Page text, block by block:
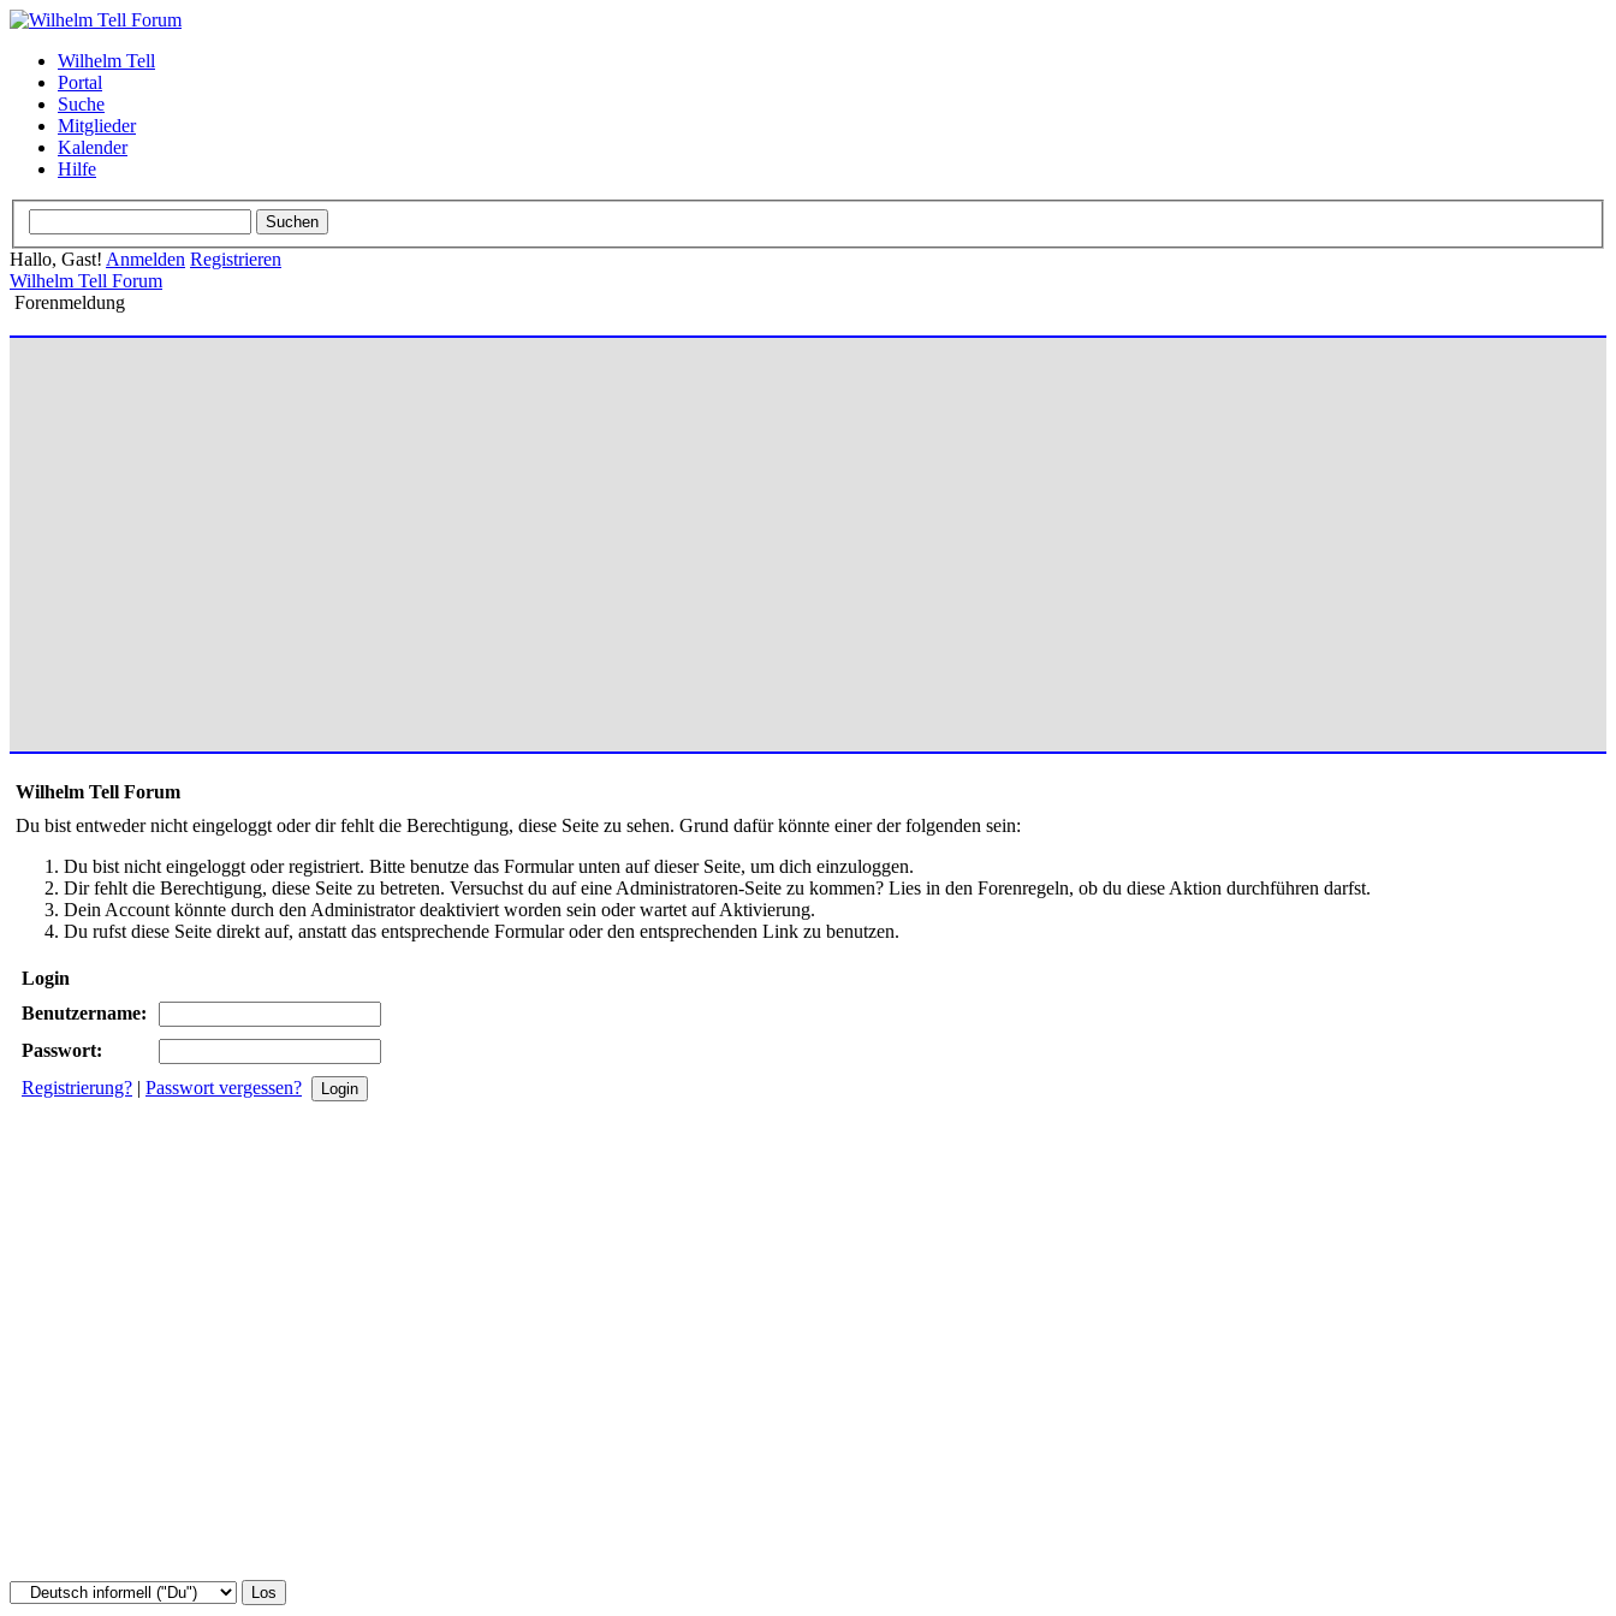
Wilhelm Tell
Portal
Suche
Mitglieder
Kalender
Hilfe
Hallo, Gast! Anmelden Registrieren
Wilhelm Tell Forum
Forenmeldung
Wilhelm Tell Forum
Du bist entweder nicht eingeloggt oder dir fehlt die Berechtigung, diese Seite zu sehen. Grund dafür könnte einer der folgenden sein:
Du bist nicht eingeloggt oder registriert. Bitte benutze das Formular unten auf dieser Seite, um dich einzuloggen.
Dir fehlt die Berechtigung, diese Seite zu betreten. Versuchst du auf eine Administratoren-Seite zu kommen? Lies in den Forenregeln, ob du diese Aktion durchführen darfst.
Dein Account könnte durch den Administrator deaktiviert worden sein oder wartet auf Aktivierung.
Du rufst diese Seite direkt auf, anstatt das entsprechende Formular oder den entsprechenden Link zu benutzen.
Login
Benutzername:
Passwort:
Registrierung? | Passwort vergessen?